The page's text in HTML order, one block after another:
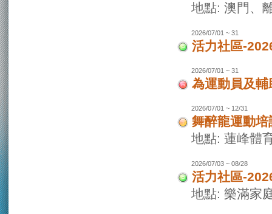
地點: 澳門、
2026/07/01 ~ 31
活力社區-
2026/07/01 ~ 31
為運動員及
2026/07/01 ~ 12/31
舞醉龍運動培
地點: 蓮峰體
2026/07/03 ~ 08/28
活力社區-
地點: 樂滿家